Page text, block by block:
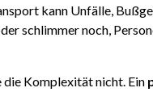
kann Unfälle,
schlimmer noch,
die Komplexität nicht. Ein